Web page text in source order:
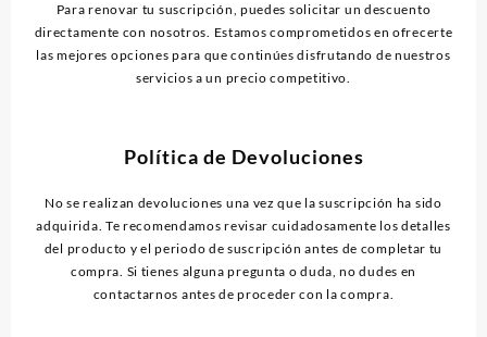
Para renovar tu suscripción, puedes solicitar un descuento
directamente con nosotros. Estamos comprometidos en ofrecerte
las mejores opciones para que continúes disfrutando de nuestros
servicios a un precio competitivo.
Política de Devoluciones
No se realizan devoluciones una vez que la suscripción ha sido
adquirida. Te recomendamos revisar cuidadosamente los detalles
del producto y el periodo de suscripción antes de completar tu
compra. Si tienes alguna pregunta o duda, no dudes en
contactarnos antes de proceder con la compra.